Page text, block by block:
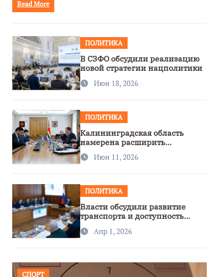
Read More
ПОЛИТИКА
В СЗФО обсудили реализацию
новой стратегии нацполитики
Июн 18, 2026
ПОЛИТИКА
Калининградская область
намерена расширить
сотрудничество с Узбекистаном
Июн 11, 2026
ПОЛИТИКА
Власти обсудили развитие
транспорта и доступность
региона
Апр 1, 2026
СПОРТ